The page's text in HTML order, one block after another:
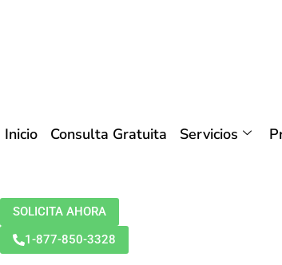
Inicio Consulta Gratuita Servicios
SOLICITA AHORA
1-877-850-3328